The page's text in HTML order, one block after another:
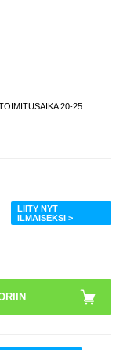
20-25
LIITY NYT
ILMAISEKSI >